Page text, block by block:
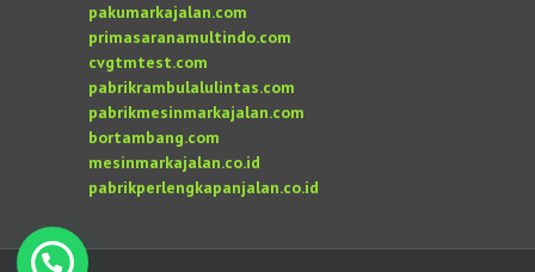
pakumarkajalan.com
primasaranamultindo.com
cvgtmtest.com
pabrikrambulalulintas.com
pabrikmesinmarkajalan.com
bortambang.com
mesinmarkajalan.co.id
pabrikperlengkapanjalan.co.id